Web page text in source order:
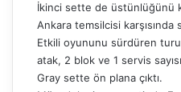
İkinci sette de üstünlüğünü
Ankara temsilcisi karşısında
Etkili oyununu sürdüren
atak, 2 blok ve 1 servis
Gray sette ön plana çıktı.